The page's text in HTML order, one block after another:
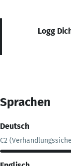
Logg
Sprachen
Deutsch
C2